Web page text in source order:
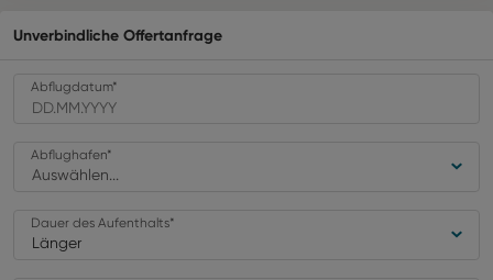
Unverbindliche Offertanfrage
Abflugdatum*
Auswählen...
Abflughafen*
Länger
Dauer des Aufenthalts*